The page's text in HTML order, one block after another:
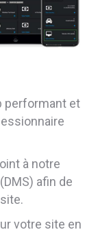
performant et
à notre
afin de
votre site en